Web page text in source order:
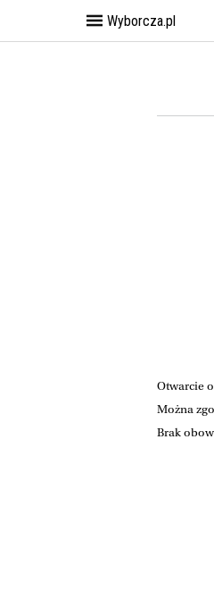
Wyborcza.pl
Otwarcie
Można
Brak